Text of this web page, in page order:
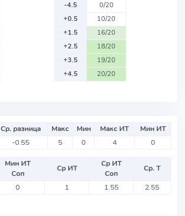
-4.5
0/20
+0.5
10/20
+1.5
16/20
+2.5
18/20
+3.5
19/20
+4.5
20/20
Ср. разница Макс Мин Макс ИТ
Мин ИТ
-0.55 5 0 4 0
Мин ИТ
Соп
Ср ИТ
Ср ИТ
Соп
Ср. Т
0 1 1.55 2.55